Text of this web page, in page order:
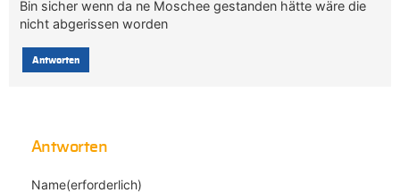
Bin sicher wenn da ne Moschee gestanden hätte wäre die
nicht abgerissen worden
Antworten
Antworten
Name(erforderlich)